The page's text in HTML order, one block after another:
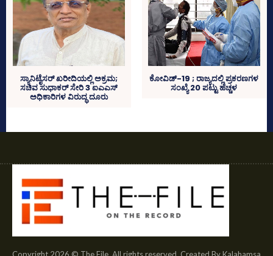
ಸ್ಯಾನಿಟೈಸರ್‌‌ ಖರೀದಿಯಲ್ಲಿ ಅಕ್ರಮ;
ಸಚಿವ ಸುಧಾಕರ್‌ ಸೇರಿ 3 ಐಎಎಸ್‌
ಅಧಿಕಾರಿಗಳ ವಿರುದ್ಧ ದೂರು
ಕೋವಿಡ್‌-19 ; ರಾಜ್ಯದಲ್ಲಿ ಪ್ರಕರಣಗಳ
ಸಂಖ್ಯೆ 20 ಪಟ್ಟು ಹೆಚ್ಚಳ